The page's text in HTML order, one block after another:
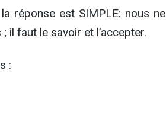
réponse est SIMPLE: nous ne
il faut le savoir et l’accepter.
: